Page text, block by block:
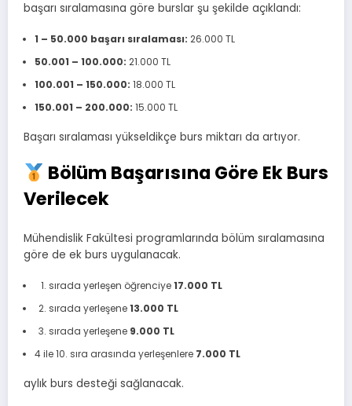
başarı sıralamasına göre burslar şu şekilde açıklandı:
1 – 50.000 başarı sıralaması: 26.000 TL
50.001 – 100.000: 21.000 TL
100.001 – 150.000: 18.000 TL
150.001 – 200.000: 15.000 TL
Başarı sıralaması yükseldikçe burs miktarı da artıyor.
Bölüm Başarısına Göre Ek Burs
Verilecek
Mühendislik Fakültesi programlarında bölüm sıralamasına
göre de ek burs uygulanacak.
sırada yerleşen öğrenciye17.000 TL
sırada yerleşene13.000 TL
sırada yerleşene 9.000 TL
4 ile 10. sıra arasında yerleşenlere 7.000 TL
aylık burs desteği sağlanacak.